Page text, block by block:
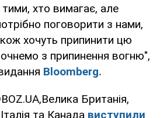
тими, хто вимагає, але
поговорити з нами,
хочуть припинити цю
з припинення вогню",
Bloomberg.
Британія,
та Канада виступили